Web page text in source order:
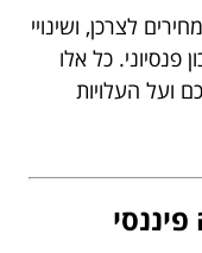
לצרכן, ושינויי
פנסיוני. כל אלו
ועל העלויות